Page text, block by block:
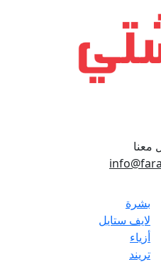
معنا
بشرة
لايف ستايل
أزياء
تريند